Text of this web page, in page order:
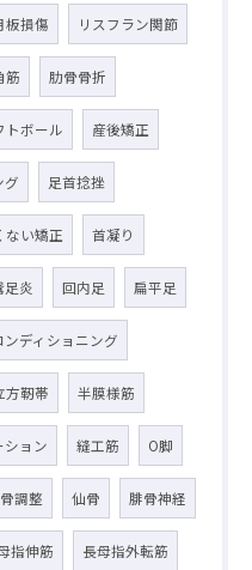
板損傷 リスフラン関節
筋 肋骨骨折
トボール 産後矯正
グ 足首捻挫
ない矯正 首凝り
足炎 回内足 扁平足
ンディショニング
方靭帯 半膜様筋
ション 縫工筋 O脚
調整 仙骨 腓骨神経
指伸筋 長母指外転筋